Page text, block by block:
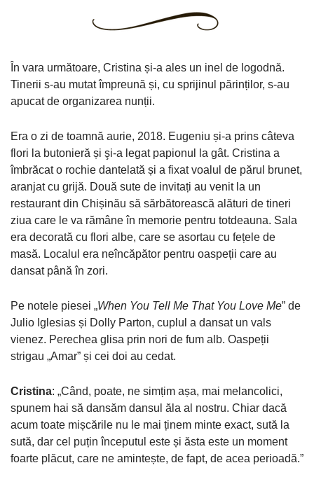
În vara următoare, Cristina și-a ales un inel de logodnă.
Tinerii s-au mutat împreună și, cu sprijinul părinților, s-au
apucat de organizarea nunții.
Era o zi de toamnă aurie, 2018. Eugeniu și-a prins câteva
flori la butonieră și şi-a legat papionul la gât. Cristina a
îmbrăcat o rochie dantelată și a fixat voalul de părul brunet,
aranjat cu grijă. Două sute de invitați au venit la un
restaurant din Chișinău să sărbătorească alături de tineri
ziua care le va rămâne în memorie pentru totdeauna. Sala
era decorată cu flori albe, care se asortau cu fețele de
masă. Localul era neîncăpător pentru oaspeții care au
dansat până în zori.
Pe notele piesei „When You Tell Me That You Love Me” de
Julio Iglesias și Dolly Parton, cuplul a dansat un vals
vienez. Perechea glisa prin nori de fum alb. Oaspeții
strigau „Amar” și cei doi au cedat.
Cristina: „Când, poate, ne simțim așa, mai melancolici,
spunem hai să dansăm dansul ăla al nostru. Chiar dacă
acum toate mișcările nu le mai ținem minte exact, sută la
sută, dar cel puțin începutul este și ăsta este un moment
foarte plăcut, care ne amintește, de fapt, de acea perioadă.”